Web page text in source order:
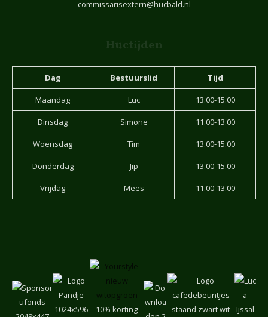
commissarisextern@hucbald.nl
Huctijden
Dag Bestuurslid Tijd
Maandag Luc 13.00-15.00
Dinsdag Simone 11.00-13.00
Woensdag Tim 13.00-15.00
Donderdag Jip 13.00-15.00
Vrijdag Mees 11.00-13.00
10% korting